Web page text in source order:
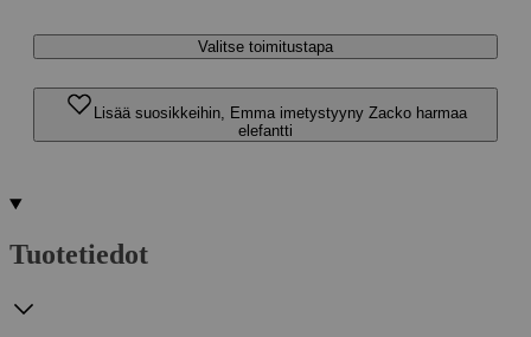
Valitse toimitustapa
Lisää suosikkeihin, Emma imetystyyny Zacko harmaa
elefantti
Tuotetiedot